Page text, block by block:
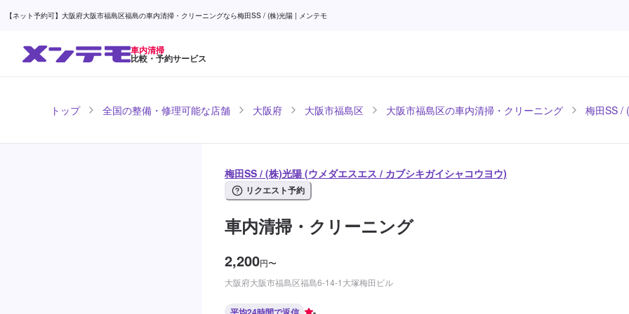
【ネット予約可】大阪府大阪市福島区福島の車内清掃・クリーニングなら梅田SS / (株)光陽 | メンテモ
車内清掃
比較・予約サービス
トップ 全国の整備・修理可能な店舗 大阪府 大阪市福島区 大阪市福島区の車内清掃・クリーニング 梅田SS /
梅田SS / (株)光陽 (ウメダエスエス / カブシキガイシャコウヨウ)
リクエスト予約
車内清掃・クリーニング
2,200円〜
大阪府大阪市福島区福島6-14-1大塚梅田ビル